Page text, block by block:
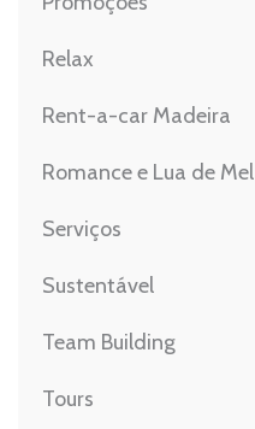
Relax
Rent-a-car Madeira
Romance e Lua de Mel
Serviços
Sustentável
Team Building
Tours